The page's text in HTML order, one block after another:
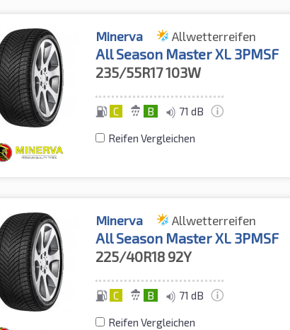
Minerva Allwetterreifen
All Season Master XL 3PMSF
235/55R17103W
C B 71 dB
Reifen Vergleichen
Minerva Allwetterreifen
All Season Master XL 3PMSF
225/40R18 92Y
C B 71 dB
Reifen Vergleichen